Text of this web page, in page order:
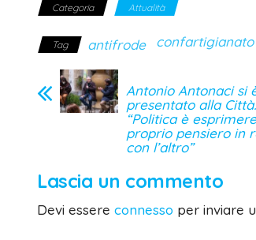
Categoria Attualità
Tag antifrode confartigianato
Antonio Antonaci si
presentato alla Città:
“Politica è
proprio pensiero in
con l’altro”
Lascia un commento
Devi essere connesso per inviare